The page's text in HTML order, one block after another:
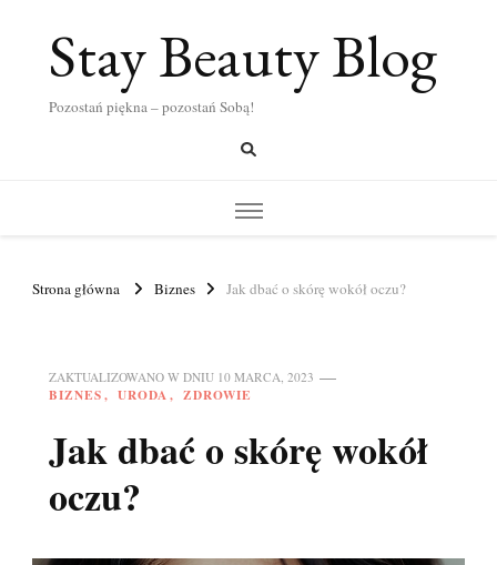
Stay Beauty Blog
Pozostań piękna – pozostań Sobą!
Strona główna Biznes Jak dbać o skórę wokół oczu?
ZAKTUALIZOWANO W DNIU 10 MARCA, 2023
BIZNES URODA ZDROWIE
Jak dbać o skórę wokół
oczu?